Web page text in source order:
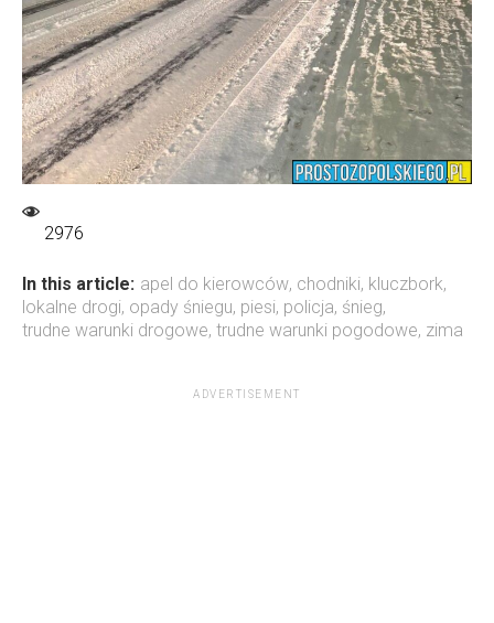
2976
In this article: apel do kierowców, chodniki, kluczbork,
lokalne drogi, opady śniegu, piesi, policja, śnieg,
trudne warunki drogowe, trudne warunki pogodowe, zima
ADVERTISEMENT